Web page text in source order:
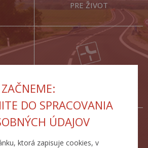
DO SPRACOVANIA
ÚDAJOV
ktorá zapisuje cookies, v
PRE ŽIVOT